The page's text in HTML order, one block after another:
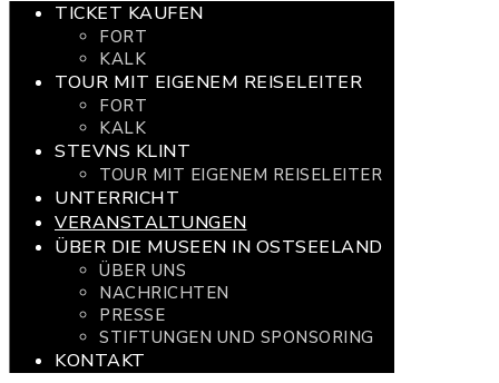
TICKET KAUFEN
FORT
KALK
TOUR MIT EIGENEM REISELEITER
FORT
KALK
STEVNS KLINT
TOUR MIT EIGENEM REISELEITER
UNTERRICHT
VERANSTALTUNGEN
ÜBER DIE MUSEEN IN OSTSEELAND
ÜBER UNS
NACHRICHTEN
PRESSE
STIFTUNGEN UND SPONSORING
KONTAKT